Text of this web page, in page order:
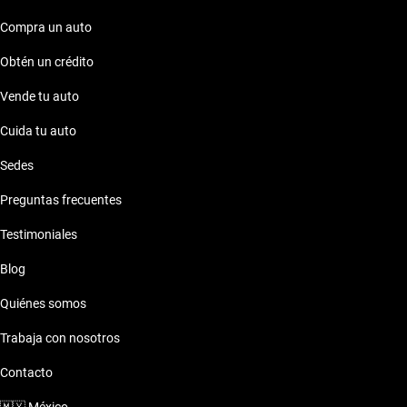
garantía extendida para mayor tranquilidad en tu inversión.
la perfecta combinación de estilo, tecnología y seguridad.
Compra un auto
Obtén un crédito
Vende tu auto
Cuida tu auto
Sedes
Preguntas frecuentes
Testimoniales
Blog
Quiénes somos
Trabaja con nosotros
Contacto